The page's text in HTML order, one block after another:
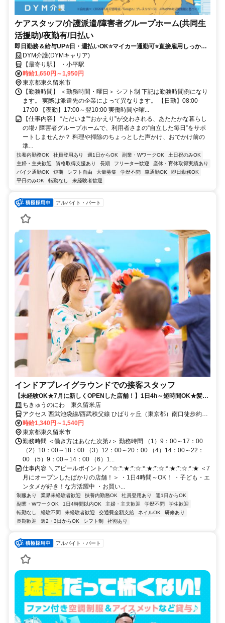
ケアスタッフ/介護派遣/障害者グループホーム(共同生
活援助)/夜勤有/日払い
即日勤務＆給与UP⭐️日・週払いOK⭐️マイカー通勤可⭐️直接雇用しっかり
サポート＆シフト相談OK✨
DYM介護(DYMキャリア)
【最寄り駅】 ・小平駅
時給1,650円～1,950円
東京都東久留米市
【勤務時間】 ＜勤務時間・曜日＞ シフト制 下記は勤務時間例になり
ます。 実際は派遣先の企業によって異なります。 【日勤】08:00-
17:00 【夜勤】17:00～翌10:00 実働時間や曜...
【仕事内容】 “ただいま”“おかえり”が交わされる、あたたかな暮らし
の場♪ 障害者グループホームで、利用者さまの“自立した毎日”をサポ
ートしませんか？ 料理や掃除のちょっとした声かけ、おでかけ前の
準...
扶養内勤務OK 社員登用あり 週1日からOK 副業・WワークOK
土日祝のみOK
主婦・主夫歓迎
資格取得支援あり 長期 フリーター歓迎
産休・育休取得実績あり
バイク通勤OK
短期 シフト自由 大量募集 学歴不問 車通勤OK
即日勤務OK
平日のみOK
転勤なし 未経験者歓迎
アルバイト・パート
インドアプレイグラウンドでの接客スタッフ
【未経験OK★7月に新しくOPENした店舗！】1日4h～短時間OK★髪色
自由★土日祝勤務できる方歓迎！
ちきゅうのにわ 東久留米店
アクセス 西武池袋線/西武秩父線 ひばりヶ丘（東京都）南口徒歩約25
分、西武池袋線/西武有楽町線 東久留米西口徒歩約27分、西武新宿線
田無北口徒歩約32分 ※車通勤不可
時給1,340円～1,540円
東京都東久留米市
勤務時間 ＜働き方はあなた次第♪＞ 勤務時間 （1）9：00～17：00
（2）10：00～18：00 （3）12：00～20：00 （4）14：00～22：
00 （5）9：00～14：00 （6）1...
仕事内容 ＼アピールポイント／ "☆:*:★:*:☆:*:★:*:☆:*:★:*:☆:*:★ ＜7
月にオープンしたばかりの店舗！＞ ・1日4時間～OK！ ・子ども・エ
ンタメが好き！な方活躍中 ・お買い...
制服あり 業界未経験者歓迎 扶養内勤務OK 社員登用あり
週1日からOK
副業・WワークOK
1日4時間以内OK 主婦・主夫歓迎 学歴不問
学生歓迎
転勤なし
経験不問 未経験者歓迎 交通費全額支給 ネイルOK
研修あり
長期歓迎
週2・3日からOK シフト制 社割あり
アルバイト・パート